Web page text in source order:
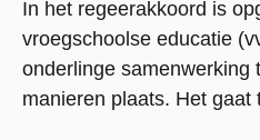
In het regeerakkoord is
vroegschoolse educatie
onderlinge samenwerking
manieren plaats. Het